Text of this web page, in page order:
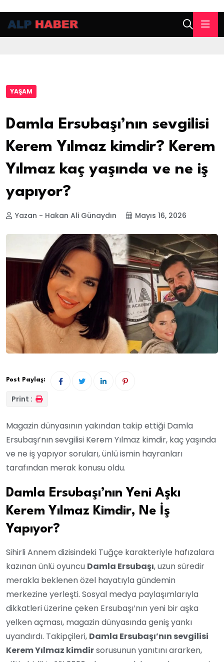
YAŞAM
Damla Ersubaşı’nın sevgilisi
Kerem Yılmaz kimdir? Kerem
Yılmaz kaç yaşında ve ne iş
yapıyor?
Yazan - Hakan Ali Günaydın Mayıs 16, 2026
Post Paylaş:
Print :
Magazin dünyasının yakından takip ettiği Damla
Ersubaşı’nın sevgilisi Kerem Yılmaz kimdir, kaç yaşında
ve ne iş yapıyor soruları, ünlü ismin hayranları
tarafından merak konusu oldu.
Damla Ersubaşı’nın Yeni Aşkı
Kerem Yılmaz Kimdir, Ne İş
Yapıyor?
Sihirli Annem dizisindeki Tuğçe karakteriyle hafızalara
kazınan ünlü oyuncu Damla Ersubaşı, uzun süredir
merakla beklenen özel hayatıyla gündemin
merkezine yerleşti. Sosyal medya paylaşımlarıyla
dikkatleri üzerine çeken Ersubaşı’nın yeni bir aşka
yelken açması, magazin dünyasında geniş yankı
uyandırdı. Takipçileri, Damla Ersubaşı’nın sevgilisi
Kerem Yılmaz kimdirsorusunun yanıtını ararken,